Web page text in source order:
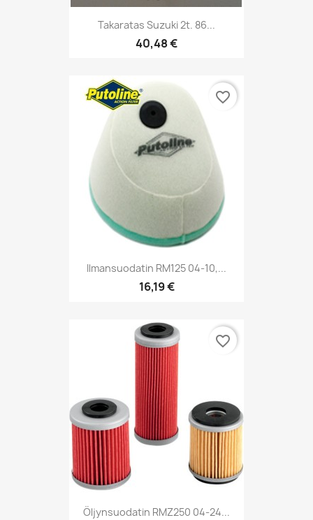
Takaratas Suzuki 2t. 86...
40,48 €
Ilmansuodatin RM125 04-10,...
16,19 €
favorite_border
Öljynsuodatin RMZ250 04-24...
favorite_border